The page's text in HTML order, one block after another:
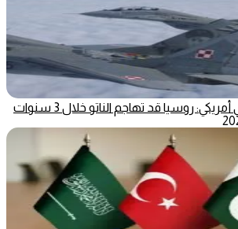
روسيا قد تهاجم الناتو خلال 3 سنوات